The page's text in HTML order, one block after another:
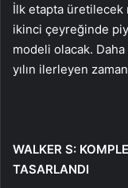
İlk etapta üretilecek
ikinci çeyreğinde
modeli olacak.
yılın ilerleyen
WALKER S:
TASARLANDI